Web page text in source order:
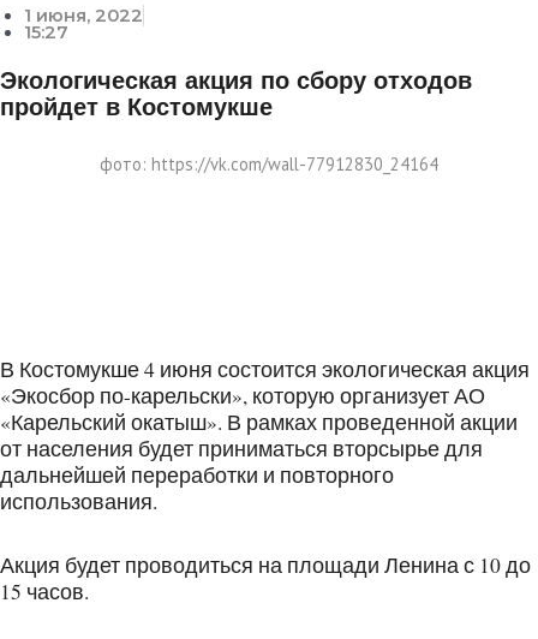
1 июня, 2022
15:27
Экологическая акция по сбору отходов
пройдет в Костомукше
фото: https://vk.com/wall-77912830_24164
В Костомукше 4 июня состоится экологическая акция
«Экосбор по-карельски», которую организует АО
«Карельский окатыш». В рамках проведенной акции
от населения будет приниматься вторсырье для
дальнейшей переработки и повторного
использования.
Акция будет проводиться на площади Ленина с 10 до
15 часов.